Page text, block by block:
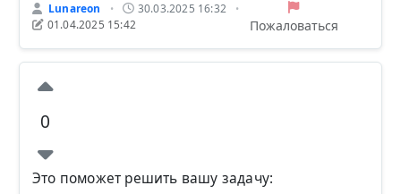
Lunareon • 30.03.2025 16:32 •
01.04.2025 15:42 Пожаловаться
0
Это поможет решить вашу задачу: